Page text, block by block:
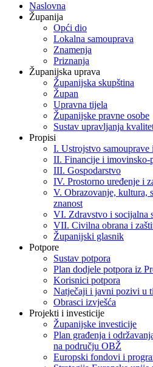
Naslovna
Županija
Opći dio
Lokalna samouprava
Znamenja
Priznanja
Županijska uprava
Županijska skupština
Župan
Upravna tijela
Županijske pravne osobe
Sustav upravljanja
Propisi
I. Ustrojstvo samouprave
II. Financije i imovinsko-
III. Gospodarstvo
IV. Prostorno uređenje i
V. Obrazovanje, kultura,
znanost
VI. Zdravstvo i socijalna
VII. Civilna obrana i
Županijski glasnik
Potpore
Sustav potpora
Plan dodjele potpora iz
Korisnici potpora
Natječaji i javni pozivi u
Obrasci izvješća
Projekti i investicije
Županijske investicije
Plan građenja i
na području OBŽ
Europski fondovi i